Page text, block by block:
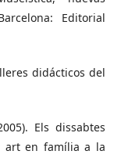
Editorial
didácticos del
Els dissabtes
art en família a la